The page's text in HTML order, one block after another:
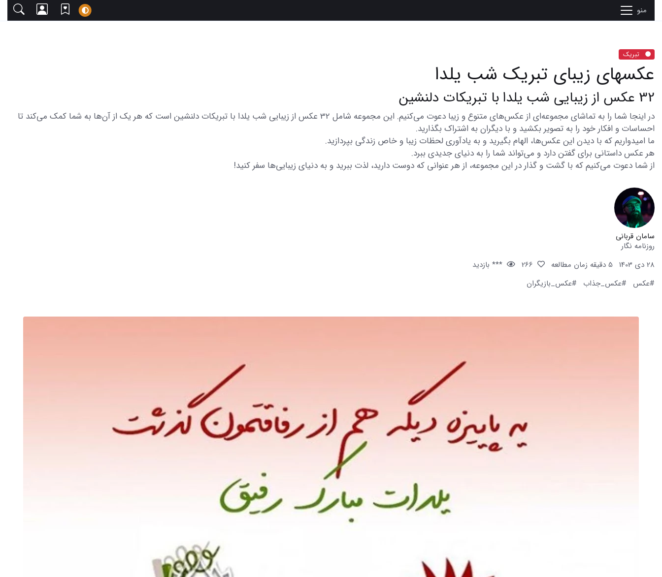
منو
تبریک
عکسهای زیبای تبریک شب یلدا
32 عکس از زیبایی شب یلدا با تبریکات دلنشین
در اینجا شما را به تماشای مجموعه‌ای از عکس‌های متنوع و زیبا دعوت می‌کنیم. این مجموعه شامل 32 عکس از زیبایی شب یلدا با تبریکات دلنشین است که هر یک از آن‌ها به شما کمک می‌کند تا
احساسات و افکار خود را به تصویر بکشید و با دیگران به اشتراک بگذارید.
ما امیدواریم که با دیدن این عکس‌ها، الهام بگیرید و به یادآوری لحظات زیبا و خاص زندگی بپردازید.
هر عکس داستانی برای گفتن دارد و می‌تواند شما را به دنیای جدیدی ببرد.
از شما دعوت می‌کنیم که با گشت و گذار در این مجموعه، از هر عنوانی که دوست دارید، لذت ببرید و به دنیای زیبایی‌ها سفر کنید!
سامان قربانی
روزنامه نگار
28 دی 1403
5 دقیقه زمان مطالعه
*** بازدید
#عکس
#عکس_جذاب #عکس_بازیگران